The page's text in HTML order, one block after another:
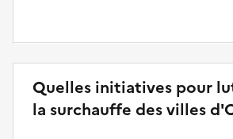
Quelles initiatives pour
la surchauffe des villes